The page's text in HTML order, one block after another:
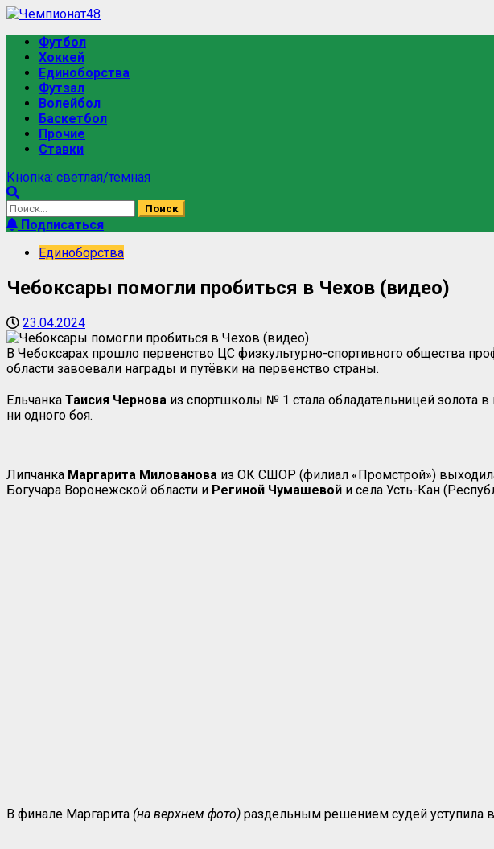
Футбол
Хоккей
Единоборства
Футзал
Волейбол
Баскетбол
Прочие
Ставки
Кнопка: светлая/темная
Подписаться
Единоборства
Чебоксары помогли пробиться в Чехов (видео)
23.04.2024
В Чебоксарах прошло первенство ЦС физкультурно-спортивного общества
области завоевали награды и путёвки на первенство страны.
Ельчанка Таисия Чернова из спортшколы № 1 стала обладательницей золота
ни одного боя.
Липчанка Маргарита Милованова из ОК СШОР (филиал «Промстрой»)
Богучара Воронежской области и Региной Чумашевой и села Усть-Кан
В финале Маргарита (на верхнем фото) раздельным решением судей уступила